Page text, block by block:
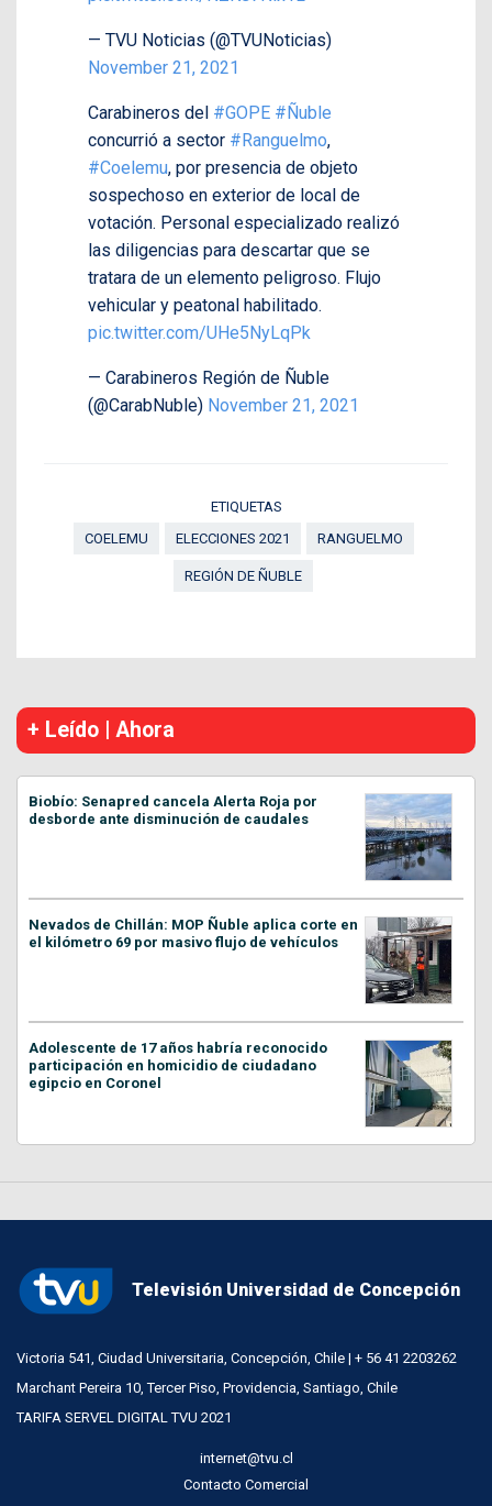
— TVU Noticias (@TVUNoticias)
November 21, 2021
Carabineros del #GOPE #Ñuble
concurrió a sector #Ranguelmo,
#Coelemu, por presencia de objeto
sospechoso en exterior de local de
votación. Personal especializado realizó
las diligencias para descartar que se
tratara de un elemento peligroso. Flujo
vehicular y peatonal habilitado.
pic.twitter.com/UHe5NyLqPk
— Carabineros Región de Ñuble
(@CarabNuble) November 21, 2021
ETIQUETAS
COELEMU
ELECCIONES 2021 RANGUELMO
REGIÓN DE ÑUBLE
+ Leído | Ahora
Biobío: Senapred cancela Alerta Roja por
desborde ante disminución de caudales
Nevados de Chillán: MOP Ñuble aplica corte en
el kilómetro 69 por masivo flujo de vehículos
Adolescente de 17 años habría reconocido
participación en homicidio de ciudadano
egipcio en Coronel
Televisión Universidad de Concepción
Victoria 541, Ciudad Universitaria, Concepción, Chile | + 56 41 2203262
Marchant Pereira 10, Tercer Piso, Providencia, Santiago, Chile
TARIFA SERVEL DIGITAL TVU 2021
internet@tvu.cl
Contacto Comercial